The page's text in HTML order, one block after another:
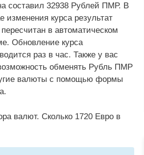
составил 32938 Рублей ПМР. В
изменения курса результат
пересчитан в автоматическом
Обновление курса
раз в час. Также у вас
обменять Рубль ПМР
валюты с помощью формы
валют. Сколько 1720 Евро в